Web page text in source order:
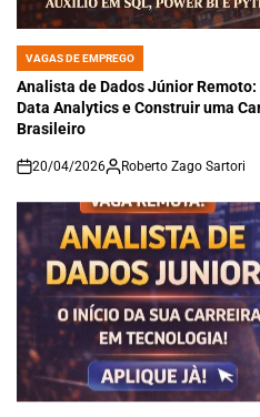
POSTED
IN
VAGAS DE EMPREGO
Analista de Dados Júnior
Data Analytics e Construir uma
Brasileiro
on
20/04/2026 Roberto Zago Sartori